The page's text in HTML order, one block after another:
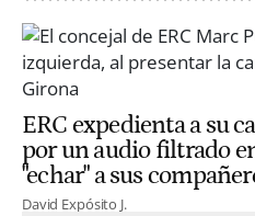
ERC expedienta a su
por un audio filtrado
"echar" a sus
David Expósito J.